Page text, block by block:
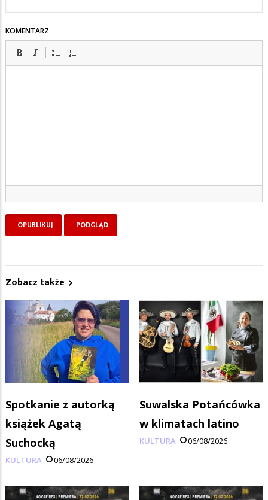
KOMENTARZ
Zobacz także
Spotkanie z autorką
książek Agatą
Suchocką
KULTURA 06/08/2026
Suwalska Potańcówka
w klimatach latino
KULTURA 06/08/2026